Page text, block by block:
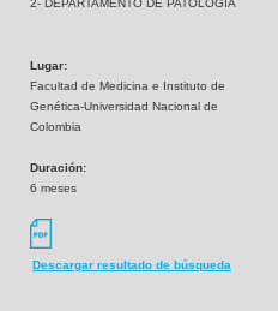
2- DEPARTAMENTO DE PATOLOGÍA
Lugar:
Facultad de Medicina e Instituto de
Genética-Universidad Nacional de
Colombia
Duración:
6 meses
Descargar resultado de búsqueda